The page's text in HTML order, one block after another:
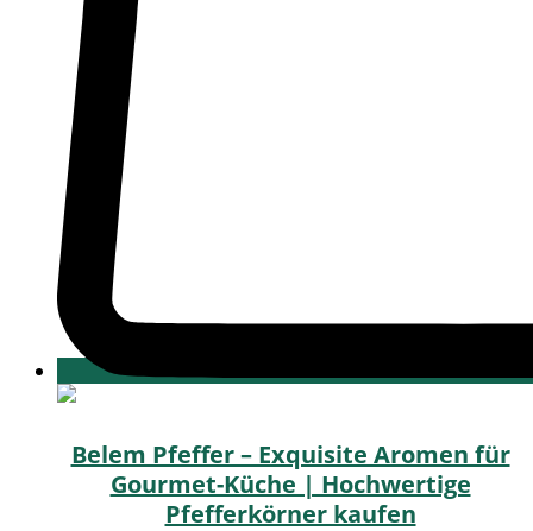
Belem Pfeffer – Exquisite Aromen für
Gourmet-Küche | Hochwertige
Pfefferkörner kaufen